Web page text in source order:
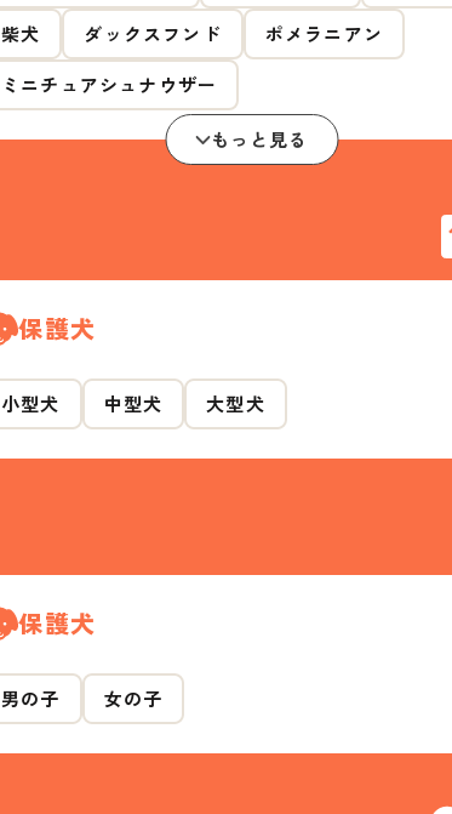
柴犬
ダックスフンド
ポメラニアン
ミニチュアシュナウザー
もっと見る
保護犬
小型犬 中型犬 大型犬
保護犬
男の子 女の子